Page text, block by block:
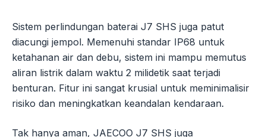
Sistem perlindungan baterai J7 SHS juga patut
diacungi jempol. Memenuhi standar IP68 untuk
ketahanan air dan debu, sistem ini mampu memutus
aliran listrik dalam waktu 2 milidetik saat terjadi
benturan. Fitur ini sangat krusial untuk meminimalisir
risiko dan meningkatkan keandalan kendaraan.
Tak hanya aman, JAECOO J7 SHS juga